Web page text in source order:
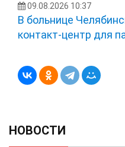
09.08.2026 10:37
В больнице
контакт-центр для
НОВОСТИ